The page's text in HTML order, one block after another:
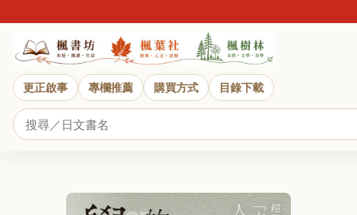
更正啟事 專欄推薦 購買方式 目錄下載